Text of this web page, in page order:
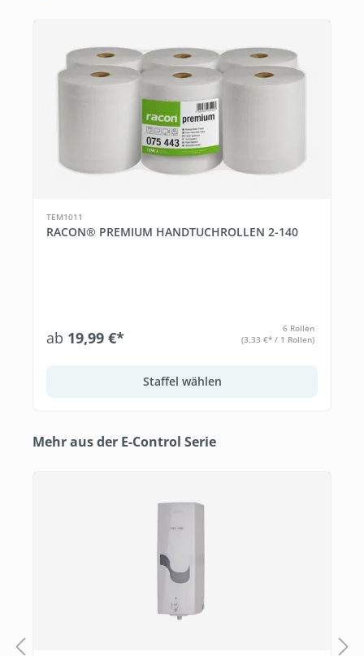
TEM1011
RACON® PREMIUM HANDTUCHROLLEN 2-140
ab 19,99 €*
6 Rollen
(3,33 €* / 1 Rollen)
Staffel wählen
Produktgalerie überspringen
Mehr aus der E-Control Serie